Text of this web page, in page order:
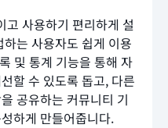
사용하기 편리하게 설
는 사용자도 쉽게 이용
및 통계 기능을 통해 자
할 수 있도록 돕고, 다른
공유하는 커뮤니티 기
하게 만들어줍니다.